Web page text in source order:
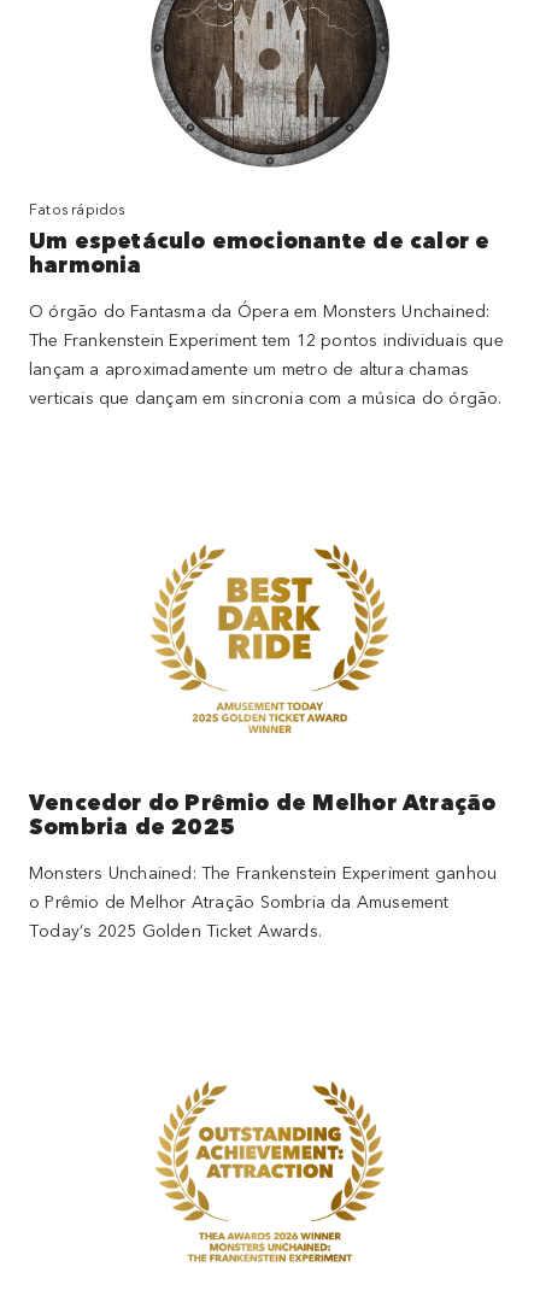
Fatos rápidos
Um espetáculo emocionante de calor e
harmonia
O órgão do Fantasma da Ópera em Monsters Unchained:
The Frankenstein Experiment tem 12 pontos individuais que
lançam a aproximadamente um metro de altura chamas
verticais que dançam em sincronia com a música do órgão.
Vencedor do Prêmio de Melhor Atração
Sombria de 2025
Monsters Unchained: The Frankenstein Experiment ganhou
o Prêmio de Melhor Atração Sombria da Amusement
Today’s 2025 Golden Ticket Awards.